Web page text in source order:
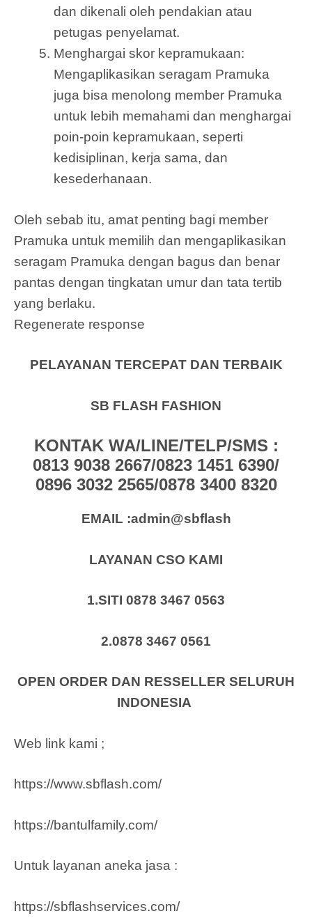
dan dikenali oleh pendakian atau
petugas penyelamat.
Menghargai skor kepramukaan:
Mengaplikasikan seragam Pramuka
juga bisa menolong member Pramuka
untuk lebih memahami dan menghargai
poin-poin kepramukaan, seperti
kedisiplinan, kerja sama, dan
kesederhanaan.
Oleh sebab itu, amat penting bagi member
Pramuka untuk memilih dan mengaplikasikan
seragam Pramuka dengan bagus dan benar
pantas dengan tingkatan umur dan tata tertib
yang berlaku.
Regenerate response
PELAYANAN TERCEPAT DAN TERBAIK
SB FLASH FASHION
KONTAK WA/LINE/TELP/SMS :
0813 9038 2667/0823 1451 6390/
0896 3032 2565/0878 3400 8320
EMAIL :admin@sbflash
LAYANAN CSO KAMI
1.SITI 0878 3467 0563
2.0878 3467 0561
OPEN ORDER DAN RESSELLER SELURUH
INDONESIA
Web link kami ;
https://www.sbflash.com/
https://bantulfamily.com/
Untuk layanan aneka jasa :
https://sbflashservices.com/